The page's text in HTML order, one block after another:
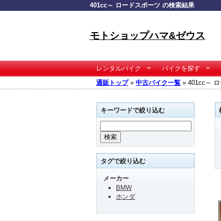
401cc～ ロードスポーツ の検索結果
モトショップハマ&ゼウス
レンタルバイク
バイクを探す
通販トップ» 中古バイク一覧 » 401cc～
キーワードで絞り込む
タグで絞り込む
メーカー
BMW
ホンダ